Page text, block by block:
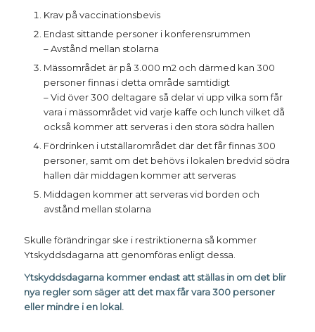
Krav på vaccinationsbevis
Endast sittande personer i konferensrummen
– Avstånd mellan stolarna
Mässområdet är på 3.000 m2 och därmed kan 300
personer finnas i detta område samtidigt
– Vid över 300 deltagare så delar vi upp vilka som får
vara i mässområdet vid varje kaffe och lunch vilket då
också kommer att serveras i den stora södra hallen
Fördrinken i utställarområdet där det får finnas 300
personer, samt om det behövs i lokalen bredvid södra
hallen där middagen kommer att serveras
Middagen kommer att serveras vid borden och
avstånd mellan stolarna
Skulle förändringar ske i restriktionerna så kommer
Ytskyddsdagarna att genomföras enligt dessa.
Ytskyddsdagarna kommer endast att ställas in om det blir
nya regler som säger att det max får vara 300 personer
eller mindre i en lokal.